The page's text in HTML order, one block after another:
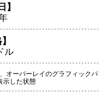
】
ル
オーバーレイのグラフィックパ
示した状態